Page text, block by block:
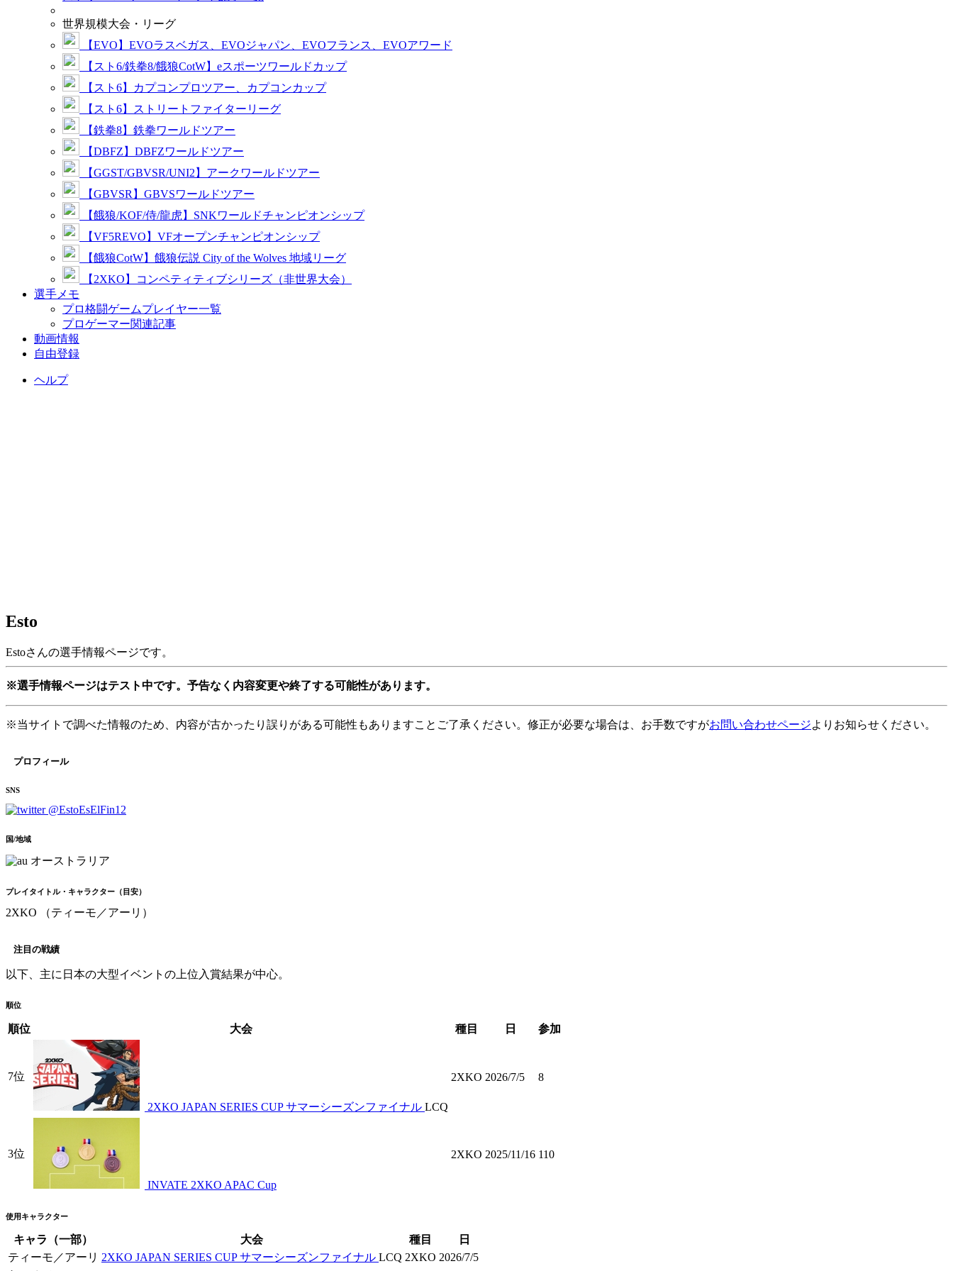
世界規模大会・リーグ
【EVO】EVOラスベガス、EVOジャパン、EVOフランス、EVOアワード
【スト6/鉄拳8/餓狼CotW】eスポーツワールドカップ
【スト6】カプコンプロツアー、カプコンカップ
【スト6】ストリートファイターリーグ
【鉄拳8】鉄拳ワールドツアー
【DBFZ】DBFZワールドツアー
【GGST/GBVSR/UNI2】アークワールドツアー
【GBVSR】GBVSワールドツアー
【餓狼/KOF/侍/龍虎】SNKワールドチャンピオンシップ
【VF5REVO】VFオープンチャンピオンシップ
【餓狼CotW】餓狼伝説 City of the Wolves 地域リーグ
【2XKO】コンペティティブシリーズ（非世界大会）
選手メモ
プロ格闘ゲームプレイヤー一覧
プロゲーマー関連記事
動画情報
自由登録
ヘルプ
Esto
Estoさんの選手情報ページです。
※選手情報ページはテスト中です。予告なく内容変更や終了する可能性があります。
※当サイトで調べた情報のため、内容が古かったり誤りがある可能性もありますことご了承ください。修正が必要な場合は、お手数ですがお問い合わせページよりお知らせください。
プロフィール
SNS
@EstoEsElFin12
国/地域
オーストラリア
プレイタイトル・キャラクター（目安）
2XKO （ティーモ／アーリ）
注目の戦績
以下、主に日本の大型イベントの上位入賞結果が中心。
順位
順位 大会 種目 日 参加
7位
2XKO JAPAN SERIES CUP サマーシーズンファイナル LCQ
2XKO 2026/7/5 8
3位
INVATE 2XKO APAC Cup
2XKO 2025/11/16 110
使用キャラクター
キャラ（一部） 大会 種目
日
ティーモ／アーリ 2XKO JAPAN SERIES CUP サマーシーズンファイナル LCQ 2XKO 2026/7/5